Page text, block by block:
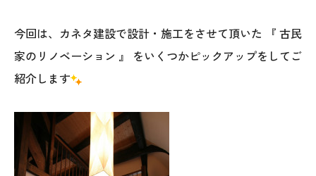
移住と暮らし相談
資料請求
お問い合わせ
今回は、カネタ建設で設計・施工をさせて頂いた 『 古民
家のリノベーション 』 をいくつかピックアップをしてご
紹介します